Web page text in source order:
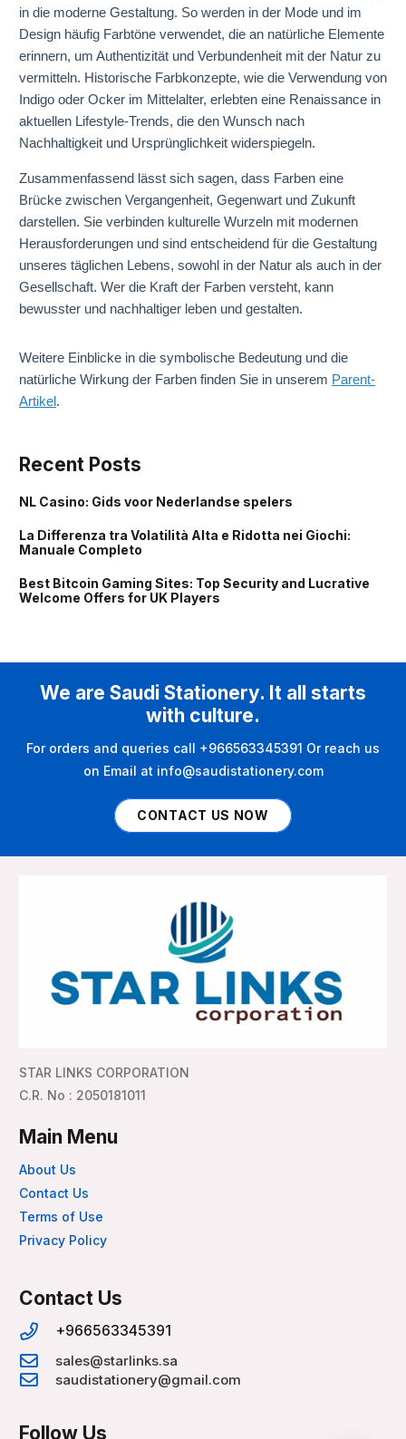
in die moderne Gestaltung. So werden in der Mode und im
Design häufig Farbtöne verwendet, die an natürliche Elemente
erinnern, um Authentizität und Verbundenheit mit der Natur zu
vermitteln. Historische Farbkonzepte, wie die Verwendung von
Indigo oder Ocker im Mittelalter, erlebten eine Renaissance in
aktuellen Lifestyle-Trends, die den Wunsch nach
Nachhaltigkeit und Ursprünglichkeit widerspiegeln.
Zusammenfassend lässt sich sagen, dass Farben eine
Brücke zwischen Vergangenheit, Gegenwart und Zukunft
darstellen. Sie verbinden kulturelle Wurzeln mit modernen
Herausforderungen und sind entscheidend für die Gestaltung
unseres täglichen Lebens, sowohl in der Natur als auch in der
Gesellschaft. Wer die Kraft der Farben versteht, kann
bewusster und nachhaltiger leben und gestalten.
Weitere Einblicke in die symbolische Bedeutung und die
natürliche Wirkung der Farben finden Sie in unserem Parent-
Artikel.
Recent Posts
NL Casino: Gids voor Nederlandse spelers
La Differenza tra Volatilità Alta e Ridotta nei Giochi:
Manuale Completo
Best Bitcoin Gaming Sites: Top Security and Lucrative
Welcome Offers for UK Players
We are Saudi Stationery. It all starts
with culture.
For orders and queries call +966563345391 Or reach us
on Email at info@saudistationery.com
CONTACT US NOW
STAR LINKS CORPORATION
C.R. No : 2050181011
Main Menu
About Us
Contact Us
Terms of Use
Privacy Policy
Contact Us
+966563345391
sales@starlinks.sa
saudistationery@gmail.com
Follow Us